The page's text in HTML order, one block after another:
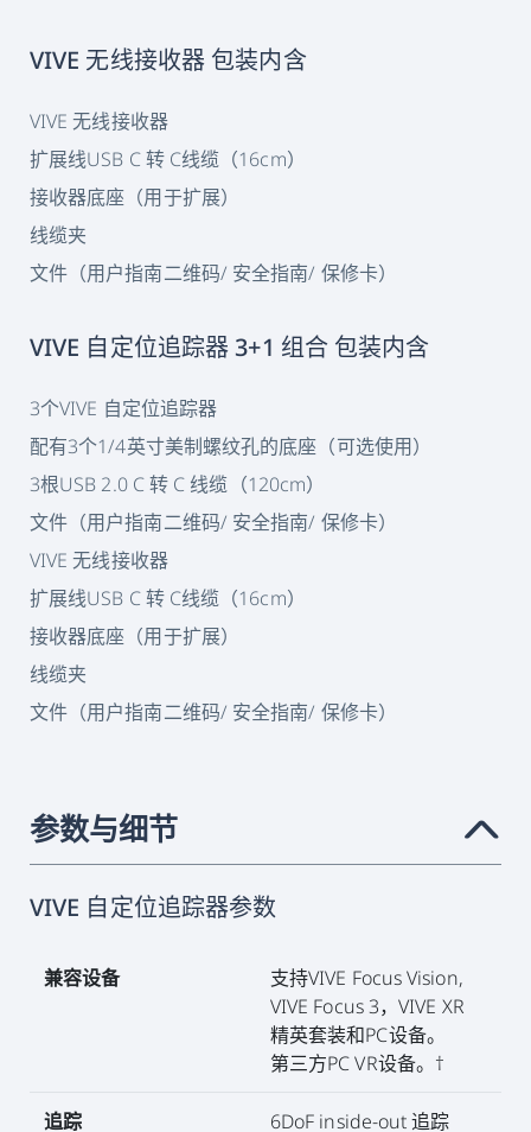
VIVE 无线接收器 包装内含
VIVE 无线接收器
扩展线USB C 转 C线缆（16cm）
接收器底座（用于扩展）
线缆夹
文件（用户指南二维码/ 安全指南/ 保修卡）
VIVE 自定位追踪器 3+1 组合 包装内含
3个VIVE 自定位追踪器
配有3个1/4英寸美制螺纹孔的底座（可选使用）
3根USB 2.0 C 转 C 线缆（120cm）
文件（用户指南二维码/ 安全指南/ 保修卡）
VIVE 无线接收器
扩展线USB C 转 C线缆（16cm）
接收器底座（用于扩展）
线缆夹
文件（用户指南二维码/ 安全指南/ 保修卡）
参数与细节 ›
VIVE 自定位追踪器参数
兼容设备
支持VIVE Focus Vision,
VIVE Focus 3，VIVE XR
精英套装和PC设备。
第三方PC VR设备。†
追踪 6DoF inside-out 追踪